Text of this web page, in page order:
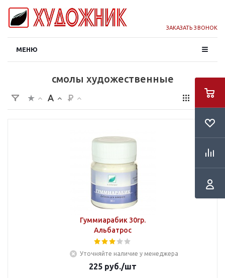
ЗАКАЗАТЬ ЗВОНОК
МЕНЮ
смолы художественные
Гуммиарабик 30гр.
Альбатрос
Уточняйте наличие у менеджера
225 руб./шт